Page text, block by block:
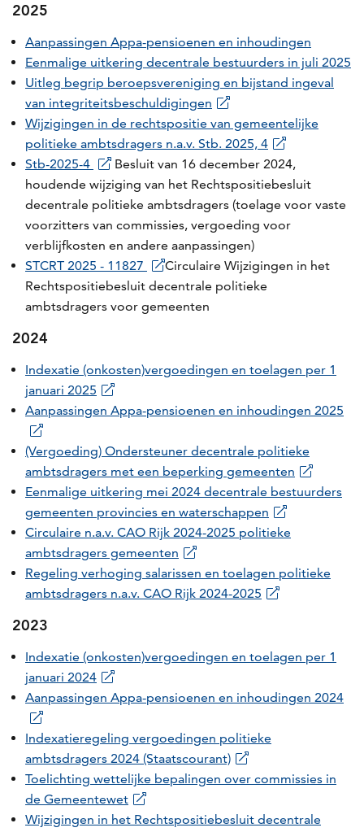
2025
Aanpassingen Appa-pensioenen en inhoudingen
Eenmalige uitkering decentrale bestuurders in juli 2025
Uitleg begrip beroepsvereniging en bijstand ingeval
van integriteitsbeschuldigingen
Wijzigingen in de rechtspositie van gemeentelijke
politieke ambtsdragers n.a.v. Stb. 2025, 4
Stb-2025-4
Besluit van 16 december 2024,
houdende wijziging van het Rechtspositiebesluit
decentrale politieke ambtsdragers (toelage voor vaste
voorzitters van commissies, vergoeding voor
verblijfkosten en andere aanpassingen)
STCRT 2025 - 11827
Circulaire Wijzigingen in het
Rechtspositiebesluit decentrale politieke
ambtsdragers voor gemeenten
2024
Indexatie (onkosten)vergoedingen en toelagen per 1
januari 2025
Aanpassingen Appa-pensioenen en inhoudingen 2025
(Vergoeding) Ondersteuner decentrale politieke
ambtsdragers met een beperking gemeenten
Eenmalige uitkering mei 2024 decentrale bestuurders
gemeenten provincies en waterschappen
​Circulaire n.a.v. CAO Rijk 2024-2025 politieke
ambtsdragers gemeenten
Regeling verhoging salarissen en toelagen politieke
ambtsdragers n.a.v. CAO Rijk 2024-2025
2023
Indexatie (onkosten)vergoedingen en toelagen per 1
januari 2024
Aanpassingen Appa-pensioenen en inhoudingen 2024
Indexatieregeling vergoedingen politieke
ambtsdragers 2024 (Staatscourant)
Toelichting wettelijke bepalingen over commissies in
de Gemeentewet
Wijzigingen in het Rechtspositiebesluit decentrale